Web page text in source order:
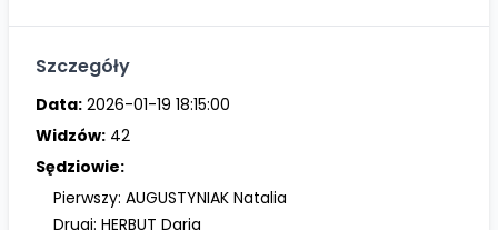
Szczegóły
Data: 2026-01-19 18:15:00
Widzów: 42
Sędziowie:
Pierwszy: AUGUSTYNIAK Natalia
Drugi: HERBUT Daria